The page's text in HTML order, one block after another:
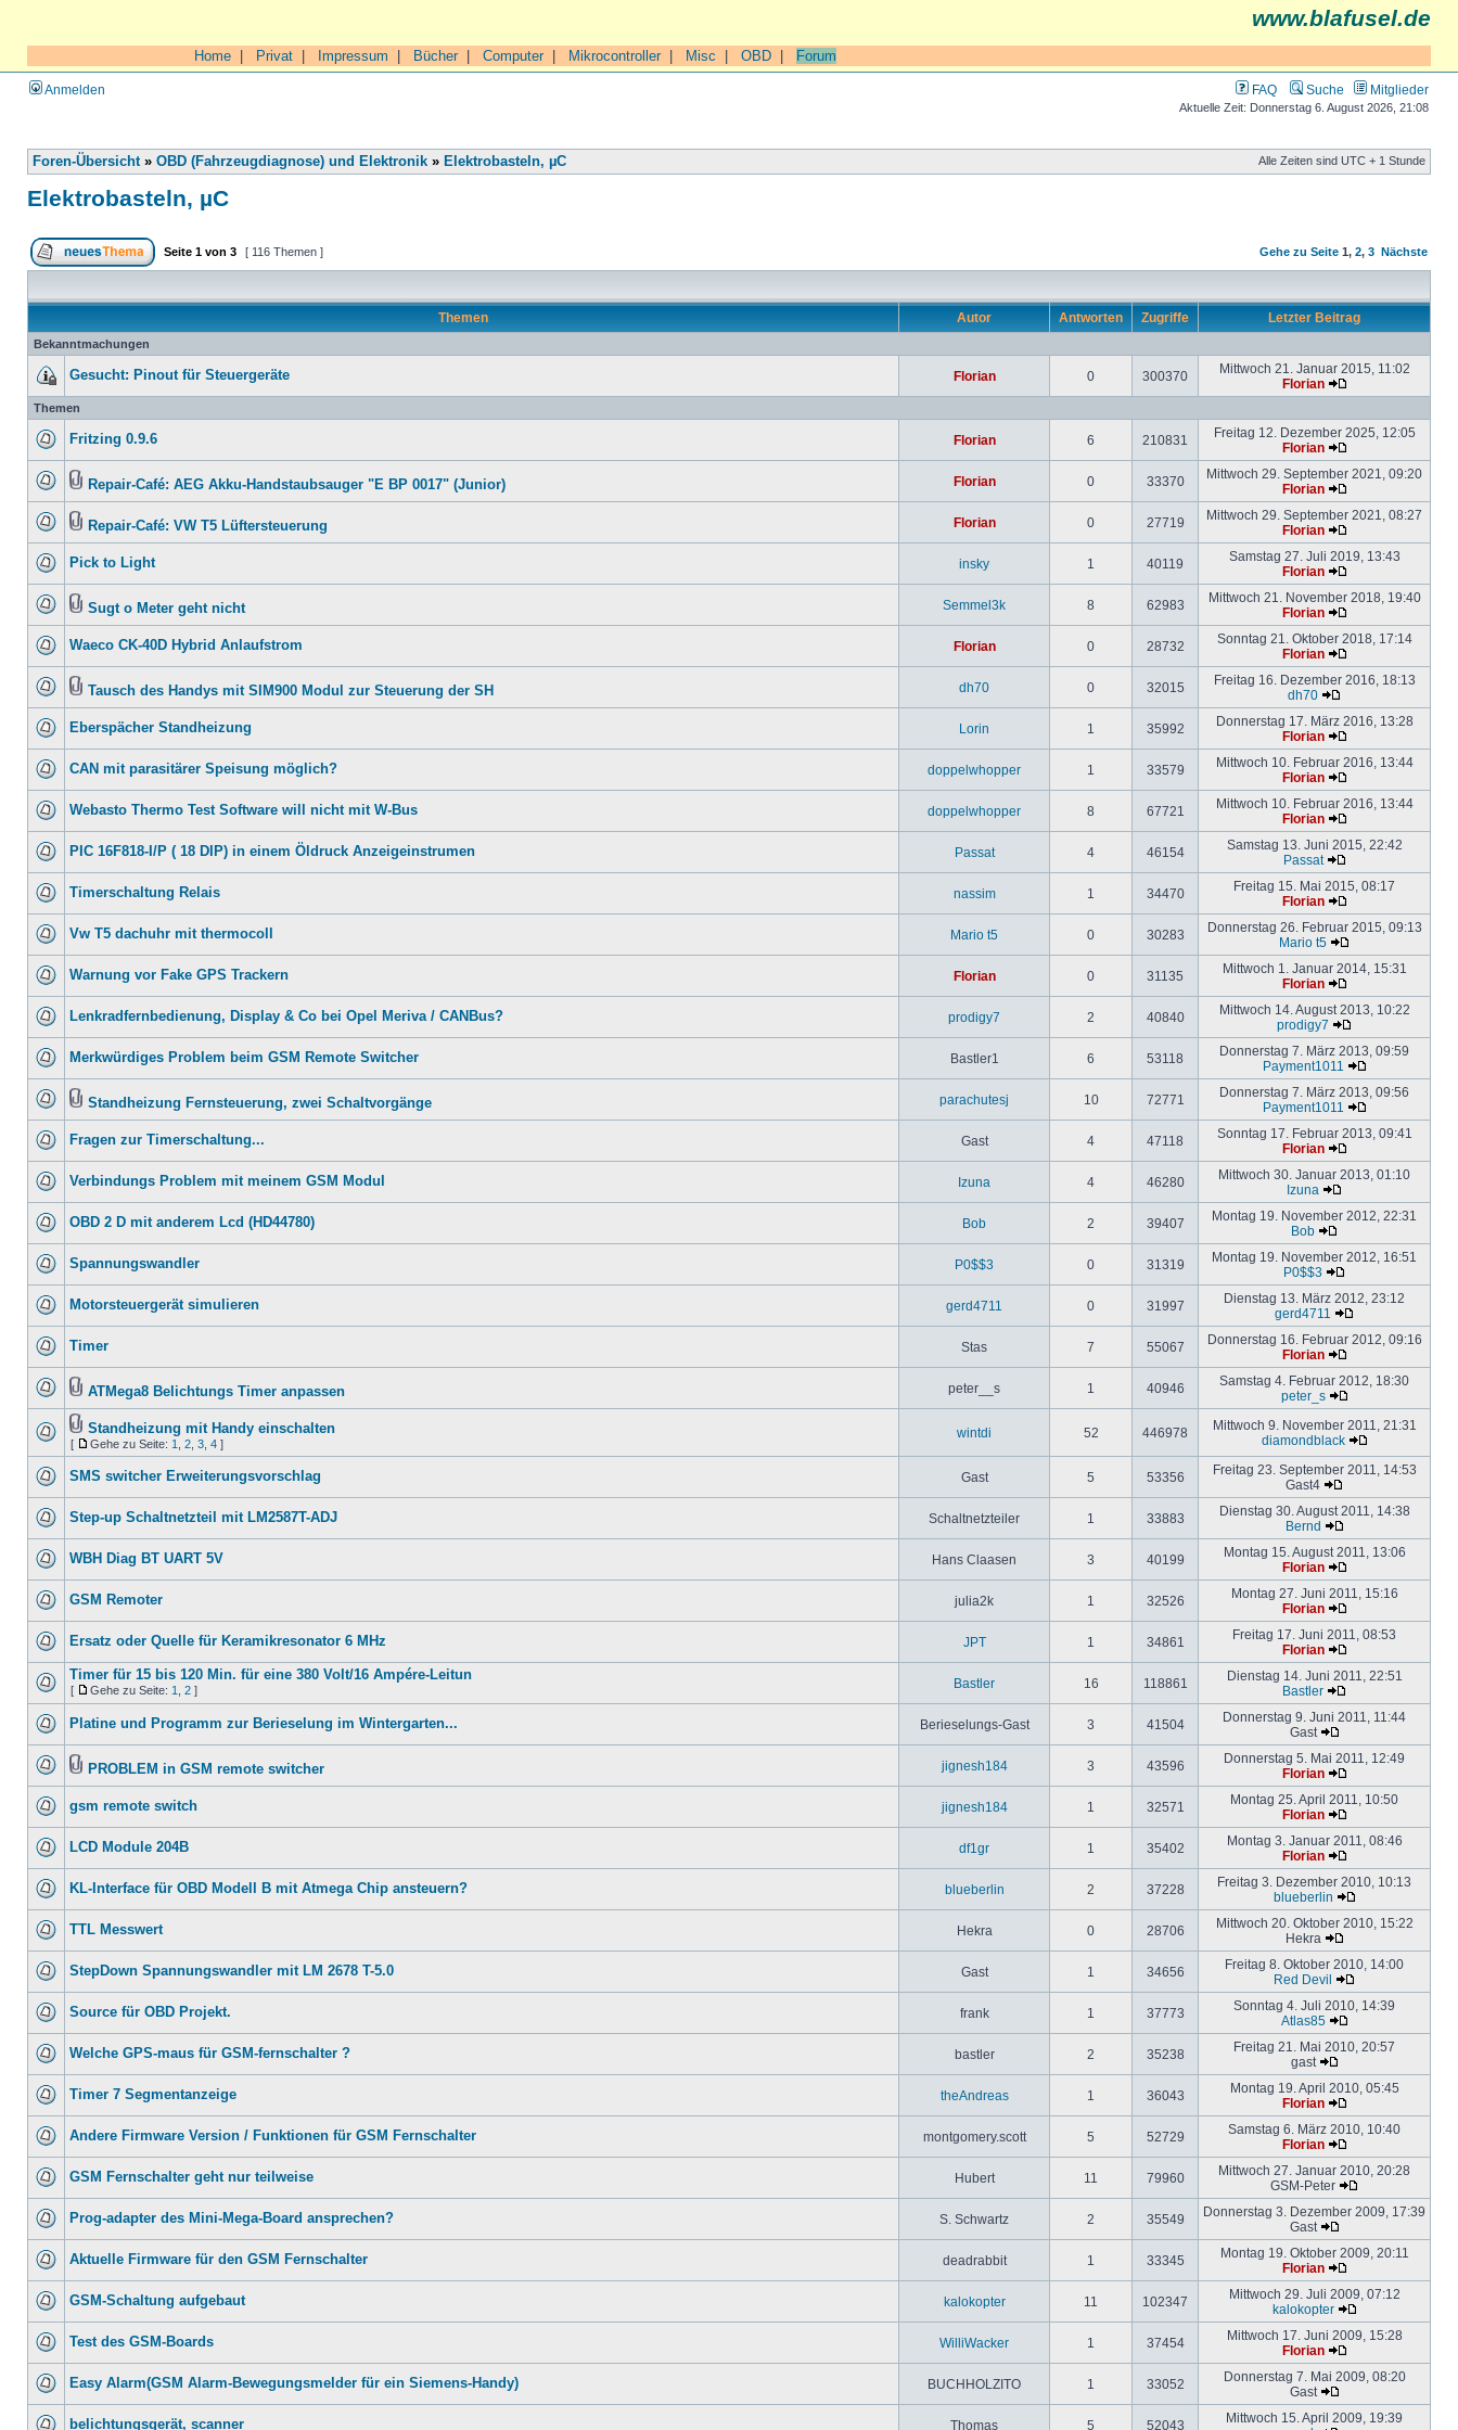
www.blafusel.de
Home Privat Impressum Bücher| Computer| Mikrocontroller| Misc OBD Forum
Anmelden FAQ Suche Mitglieder
Aktuelle Zeit: Donnerstag 6. August 2026, 21:08
Foren-Übersicht» OBD (Fahrzeugdiagnose) und Elektronik » Elektrobasteln, µC Alle Zeiten sind UTC + 1 Stunde
Elektrobasteln, µC
Seite 1 von 3 [ 116 Themen ] Gehe zu Seite 1, 2, 3 Nächste
Themen Autor Antworten Zugriffe Letzter Beitrag
Bekanntmachungen
Gesucht: Pinout für Steuergeräte Florian 0 300370
Mittwoch 21. Januar 2015, 11:02
Florian
Themen
Fritzing 0.9.6 Florian 6 210831
Freitag 12. Dezember 2025, 12:05
Florian
Repair-Café: AEG Akku-Handstaubsauger "E BP 0017" (Junior) Florian 0 33370
Mittwoch 29. September 2021, 09:20
Florian
Repair-Café: VW T5 Lüftersteuerung Florian 0 27719
Mittwoch 29. September 2021, 08:27
Florian
Pick to Light insky 1 40119
Samstag 27. Juli 2019, 13:43
Florian
Sugt o Meter geht nicht Semmel3k 8 62983
Mittwoch 21. November 2018, 19:40
Florian
Waeco CK-40D Hybrid Anlaufstrom Florian 0 28732
Sonntag 21. Oktober 2018, 17:14
Florian
Tausch des Handys mit SIM900 Modul zur Steuerung der SH dh70 0 32015
Freitag 16. Dezember 2016, 18:13
dh70
Eberspächer Standheizung Lorin 1 35992
Donnerstag 17. März 2016, 13:28
Florian
CAN mit parasitärer Speisung möglich? doppelwhopper 1 33579
Mittwoch 10. Februar 2016, 13:44
Florian
Webasto Thermo Test Software will nicht mit W-Bus doppelwhopper 8 67721
Mittwoch 10. Februar 2016, 13:44
Florian
PIC 16F818-I/P ( 18 DIP) in einem Öldruck Anzeigeinstrumen Passat 4 46154
Samstag 13. Juni 2015, 22:42
Passat
Timerschaltung Relais nassim 1 34470
Freitag 15. Mai 2015, 08:17
Florian
Vw T5 dachuhr mit thermocoll Mario t5 0 30283
Donnerstag 26. Februar 2015, 09:13
Mario t5
Warnung vor Fake GPS Trackern Florian 0 31135
Mittwoch 1. Januar 2014, 15:31
Florian
Lenkradfernbedienung, Display & Co bei Opel Meriva / CANBus? prodigy7 2 40840
Mittwoch 14. August 2013, 10:22
prodigy7
Merkwürdiges Problem beim GSM Remote Switcher Bastler1 6 53118
Donnerstag 7. März 2013, 09:59
Payment1011
Standheizung Fernsteuerung, zwei Schaltvorgänge parachutesj 10 72771
Donnerstag 7. März 2013, 09:56
Payment1011
Fragen zur Timerschaltung... Gast 4 47118
Sonntag 17. Februar 2013, 09:41
Florian
Verbindungs Problem mit meinem GSM Modul Izuna 4 46280
Mittwoch 30. Januar 2013, 01:10
Izuna
OBD 2 D mit anderem Lcd (HD44780) Bob 2 39407
Montag 19. November 2012, 22:31
Bob
Spannungswandler P0$$3 0 31319
Montag 19. November 2012, 16:51
P0$$3
Motorsteuergerät simulieren gerd4711 0 31997
Dienstag 13. März 2012, 23:12
gerd4711
Timer Stas 7 55067
Donnerstag 16. Februar 2012, 09:16
Florian
ATMega8 Belichtungs Timer anpassen peter__s 1 40946
Samstag 4. Februar 2012, 18:30
peter_s
Standheizung mit Handy einschalten
[ Gehe zu Seite: 1 2 3 4 ]
wintdi 52 446978
Mittwoch 9. November 2011, 21:31
diamondblack
SMS switcher Erweiterungsvorschlag Gast 5 53356
Freitag 23. September 2011, 14:53
Gast4
Step-up Schaltnetzteil mit LM2587T-ADJ Schaltnetzteiler 1 33883
Dienstag 30. August 2011, 14:38
Bernd
WBH Diag BT UART 5V Hans Claasen 3 40199
Montag 15. August 2011, 13:06
Florian
GSM Remoter julia2k 1 32526
Montag 27. Juni 2011, 15:16
Florian
Ersatz oder Quelle für Keramikresonator 6 MHz JPT 1 34861
Freitag 17. Juni 2011, 08:53
Florian
Timer für 15 bis 120 Min. für eine 380 Volt/16 Ampére-Leitun
[ Gehe zu Seite: 1 2 ] Bastler 16 118861
Dienstag 14. Juni 2011, 22:51
Bastler
Platine und Programm zur Berieselung im Wintergarten... Berieselungs-Gast 3 41504
Donnerstag 9. Juni 2011, 11:44
Gast
PROBLEM in GSM remote switcher jignesh184 3 43596
Donnerstag 5. Mai 2011, 12:49
Florian
gsm remote switch jignesh184 1 32571
Montag 25. April 2011, 10:50
Florian
LCD Module 204B df1gr 1 35402
Montag 3. Januar 2011, 08:46
Florian
KL-Interface für OBD Modell B mit Atmega Chip ansteuern? blueberlin 2 37228
Freitag 3. Dezember 2010, 10:13
blueberlin
TTL Messwert Hekra 0 28706
Mittwoch 20. Oktober 2010, 15:22
Hekra
StepDown Spannungswandler mit LM 2678 T-5.0 Gast 1 34656
Freitag 8. Oktober 2010, 14:00
Red Devil
Source für OBD Projekt. frank 1 37773
Sonntag 4. Juli 2010, 14:39
Atlas85
Welche GPS-maus für GSM-fernschalter ? bastler 2 35238
Freitag 21. Mai 2010, 20:57
gast
Timer 7 Segmentanzeige theAndreas 1 36043
Montag 19. April 2010, 05:45
Florian
Andere Firmware Version / Funktionen für GSM Fernschalter montgomery.scott 5 52729
Samstag 6. März 2010, 10:40
Florian
GSM Fernschalter geht nur teilweise Hubert 11 79960
Mittwoch 27. Januar 2010, 20:28
GSM-Peter
Prog-adapter des Mini-Mega-Board ansprechen? S. Schwartz 2 35549
Donnerstag 3. Dezember 2009, 17:39
Gast
Aktuelle Firmware für den GSM Fernschalter deadrabbit 1 33345
Montag 19. Oktober 2009, 20:11
Florian
GSM-Schaltung aufgebaut kalokopter 11 102347
Mittwoch 29. Juli 2009, 07:12
kalokopter
Test des GSM-Boards WilliWacker 1 37454
Mittwoch 17. Juni 2009, 15:28
Florian
Easy Alarm(GSM Alarm-Bewegungsmelder für ein Siemens-Handy) BUCHHOLZITO 1 33052
Donnerstag 7. Mai 2009, 08:20
Gast
belichtungsgerät, scanner Thomas 5 52043
Mittwoch 15. April 2009, 19:39